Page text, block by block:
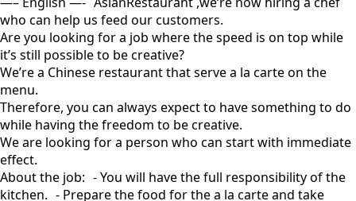
who can help us feed our customers.
Are you looking for a job where the speed is on top while
it’s still possible to be creative?
We’re a Chinese restaurant that serve a la carte on the
menu.
Therefore, you can always expect to have something to do
while having the freedom to be creative.
We are looking for a person who can start with immediate
effect.
About the job: - You will have the full responsibility of the
kitchen. - Prepare the food for the a la carte and take